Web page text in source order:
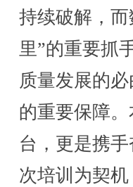
持续破解，
里”的重要抓
质量发展的
的重要保障
台，更是携
次培训为契